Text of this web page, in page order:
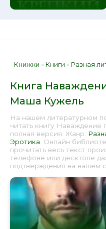
Книжки » Книги » Разная
Книга
Маша Кужель
На нашем литературном
читать книгу
полная версия. Жанр:
Эротика . Онлайн
прочитать весь текст
телефоне или десктопе
подтверждения на нашем